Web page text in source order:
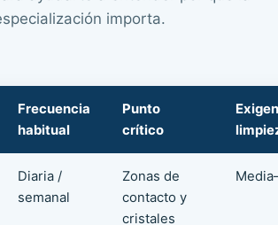
importa.
Frecuencia
habitual
Punto
crítico
Diaria /
semanal
Zonas de
contacto y
cristales